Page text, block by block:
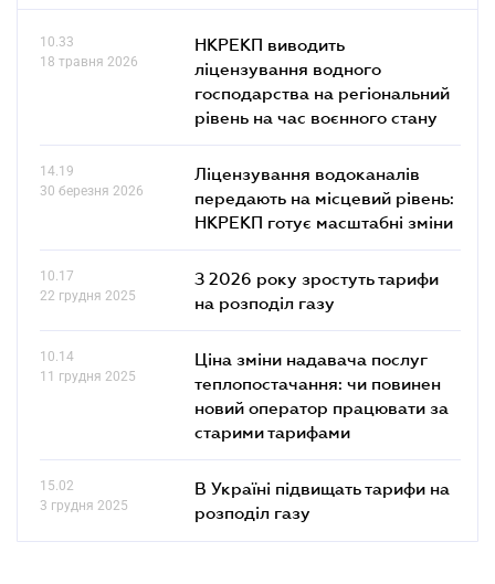
10.33
18 травня 2026
НКРЕКП виводить
ліцензування водного
господарства на регіональний
рівень на час воєнного стану
14.19
30 березня 2026
Ліцензування водоканалів
передають на місцевий рівень:
НКРЕКП готує масштабні зміни
10.17
22 грудня 2025
З 2026 року зростуть тарифи
на розподіл газу
10.14
11 грудня 2025
Ціна зміни надавача послуг
теплопостачання: чи повинен
новий оператор працювати за
старими тарифами
15.02
3 грудня 2025
В Україні підвищать тарифи на
розподіл газу